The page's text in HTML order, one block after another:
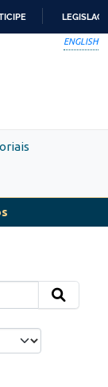
ENGLISH